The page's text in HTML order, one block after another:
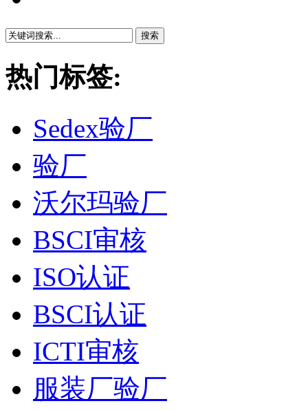
热门标签:
Sedex验厂
验厂
沃尔玛验厂
BSCI审核
ISO认证
BSCI认证
ICTI审核
服装厂验厂